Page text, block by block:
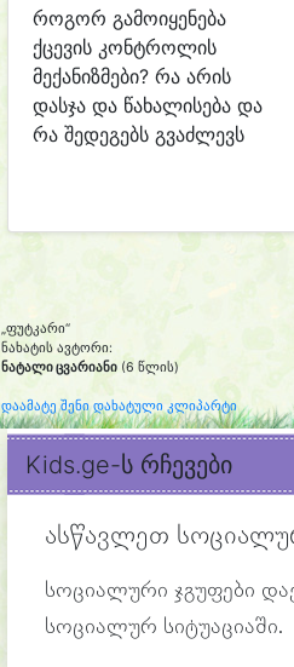
როგორ გამოიყენება
ქცევის კონტროლის
მექანიზმები? რა არის
დასჯა და წახალისება და
რა შედეგებს გვაძლევს
„ფუტკარი“
ნახატის ავტორი:
ნატალი ცვარიანი (6 წლის)
დაამატე შენი დახატული კლიპარტი
Kids.ge-ს რჩევები
ასწავლეთ
სოციალური ჯგუფები
სოციალურ სიტუაციაში.